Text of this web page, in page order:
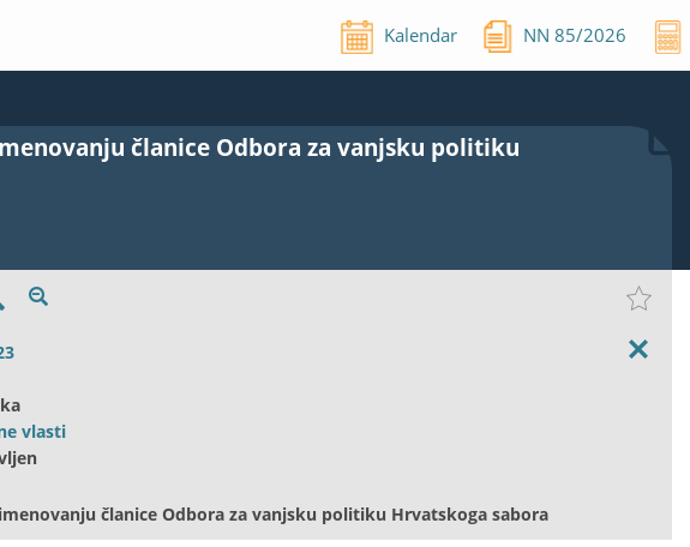
Kalendar NN85/2026
članice Odbora za vanjsku politiku
vlasti
članice Odbora za vanjsku politiku Hrvatskoga sabora